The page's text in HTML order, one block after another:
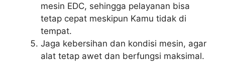
mesin EDC, sehingga pelayanan bisa
tetap cepat meskipun Kamu tidak di
tempat.
Jaga kebersihan dan kondisi mesin, agar
alat tetap awet dan berfungsi maksimal.